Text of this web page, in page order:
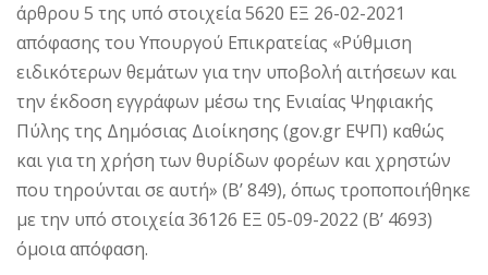
άρθρου 5 της υπό στοιχεία 5620 ΕΞ 26-02-2021
απόφασης του Υπουργού Επικρατείας «Ρύθμιση
ειδικότερων θεμάτων για την υποβολή αιτήσεων και
την έκδοση εγγράφων μέσω της Ενιαίας Ψηφιακής
Πύλης της Δημόσιας Διοίκησης (gov.gr ΕΨΠ) καθώς
και για τη χρήση των θυρίδων φορέων και χρηστών
που τηρούνται σε αυτή» (Β’ 849), όπως τροποποιήθηκε
με την υπό στοιχεία 36126 ΕΞ 05-09-2022 (Β’ 4693)
όμοια απόφαση.